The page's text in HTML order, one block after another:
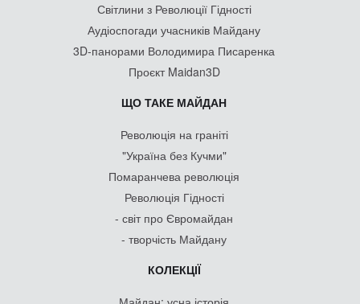
Світлини з Революції Гідності
Аудіоспогади учасників Майдану
3D-панорами Володимира Писаренка
Проєкт Maidan3D
ЩО ТАКЕ МАЙДАН
Революція на граніті
"Україна без Кучми"
Помаранчева революція
Революція Гідності
- світ про Євромайдан
- творчість Майдану
КОЛЕКЦІЇ